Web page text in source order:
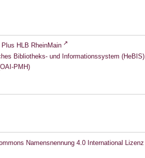
Plus HLB RheinMain
Bibliotheks- und Informationssystem (HeBIS)
PMH)
Namensnennung 4.0 International Lizenz